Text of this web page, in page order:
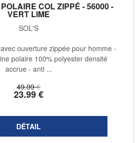
COL ZIPPÉ - 56000 -
VERT LIME
SOL'S
49.99 €
23.99€
ouverture zippée pour homme -
polaire 100% polyester densité
accrue - anti ...